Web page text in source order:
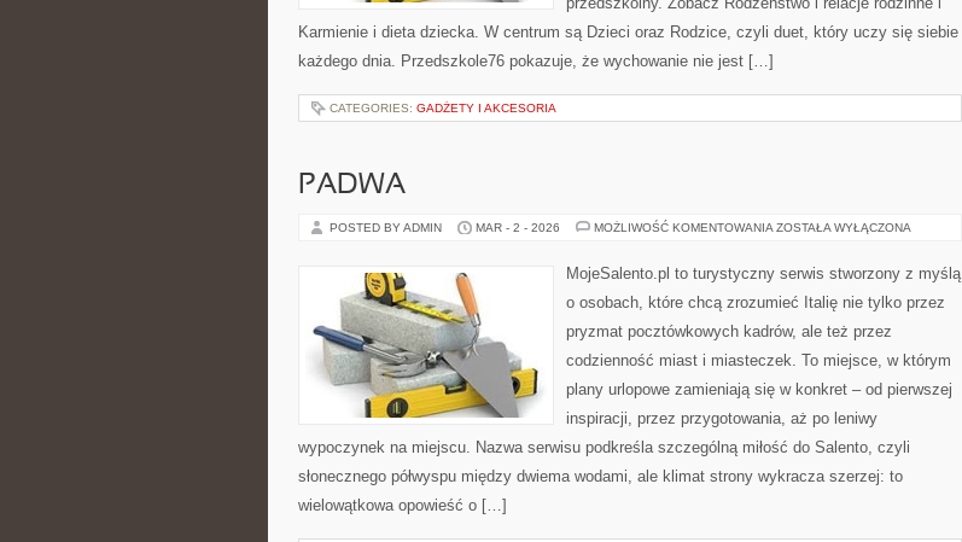
Karmienie i dieta dziecka. W centrum są Dzieci oraz Rodzice, czyli duet, który uczy się siebie
każdego dnia. Przedszkole76 pokazuje, że wychowanie nie jest […]
CATEGORIES: GADŻETY I AKCESORIA
PADWA
POSTED BY ADMIN MAR - 2 - 2026 MOŻLIWOŚĆ KOMENTOWANIA PADWA
ZOSTAŁA WYŁĄCZONA
MojeSalento.pl to turystyczny serwis stworzony z myślą
o osobach, które chcą zrozumieć Italię nie tylko przez
pryzmat pocztówkowych kadrów, ale też przez
codzienność miast i miasteczek. To miejsce, w którym
plany urlopowe zamieniają się w konkret – od pierwszej
inspiracji, przez przygotowania, aż po leniwy
wypoczynek na miejscu. Nazwa serwisu podkreśla szczególną miłość do Salento, czyli
słonecznego półwyspu między dwiema wodami, ale klimat strony wykracza szerzej: to
wielowątkowa opowieść o […]